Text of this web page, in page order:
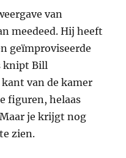
van
meedeed. Hij heeft
geïmproviseerde
knipt Bill
van de kamer
figuren, helaas
je krijgt nog
zien.